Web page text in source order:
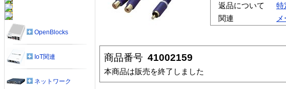
返品について
特
関連
商品番号 41002159
本商品は販売を終了しました
OpenBlocks
IoT関連
ネットワーク